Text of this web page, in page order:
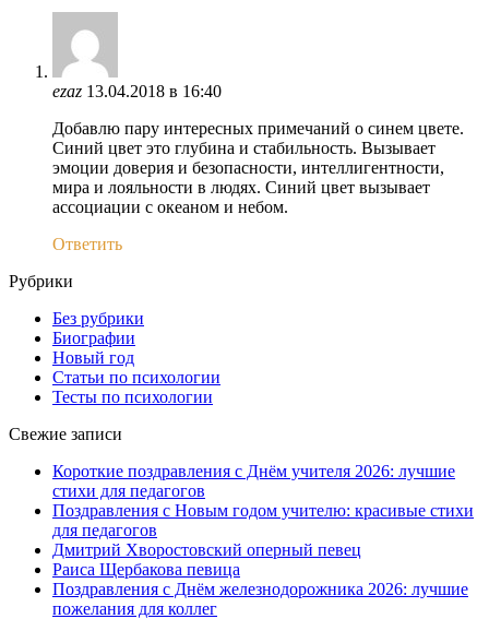
ezaz 13.04.2018 в 16:40
Добавлю пару интересных примечаний о синем цвете.
Синий цвет это глубина и стабильность. Вызывает
эмоции доверия и безопасности, интеллигентности,
мира и лояльности в людях. Синий цвет вызывает
ассоциации с океаном и небом.
Ответить
Рубрики
Без рубрики
Биографии
Новый год
Статьи по психологии
Тесты по психологии
Свежие записи
Короткие поздравления с Днём учителя 2026: лучшие
стихи для педагогов
Поздравления с Новым годом учителю: красивые стихи
для педагогов
Дмитрий Хворостовский оперный певец
Раиса Щербакова певица
Поздравления с Днём железнодорожника 2026: лучшие
пожелания для коллег